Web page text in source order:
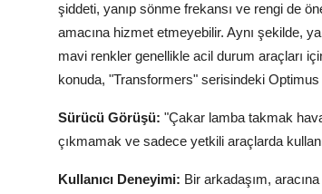
şiddeti, yanıp sönme frekansı ve rengi de
amacına hizmet etmeyebilir. Aynı şekilde,
mavi renkler genellikle acil durum araçları
konuda, "Transformers" serisindeki Optimus
Sürücü Görüşü: "Çakar lamba takmak
çıkmamak ve sadece yetkili araçlarda
Kullanıcı Deneyimi: Bir arkadaşım,